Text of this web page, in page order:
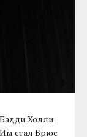
Холли
Им стал Брюс